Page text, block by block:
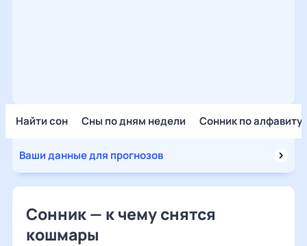
Найти сон Сны по дням недели Сонник по алфавиту
Ваши данные для прогнозов
Сонник — к чему снятся
кошмары